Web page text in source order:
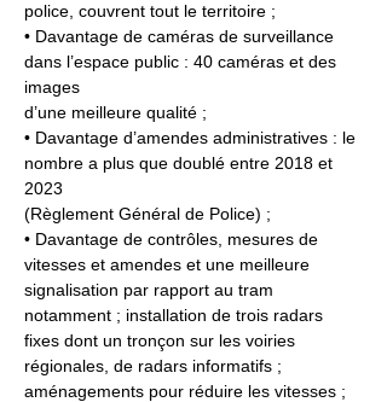
police, couvrent tout le territoire ;
• Davantage de caméras de surveillance
dans l’espace public : 40 caméras et des
images
d’une meilleure qualité ;
• Davantage d’amendes administratives : le
nombre a plus que doublé entre 2018 et
2023
(Règlement Général de Police) ;
• Davantage de contrôles, mesures de
vitesses et amendes et une meilleure
signalisation par rapport au tram
notamment ; installation de trois radars
fixes dont un tronçon sur les voiries
régionales, de radars informatifs ;
aménagements pour réduire les vitesses ;